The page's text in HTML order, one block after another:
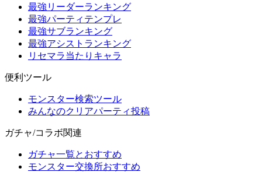
最強リーダーランキング
最強パーティテンプレ
最強サブランキング
最強アシストランキング
リセマラ当たりキャラ
便利ツール
モンスター検索ツール
みんなのクリアパーティ投稿
ガチャ/コラボ関連
ガチャ一覧とおすすめ
モンスター交換所おすすめ